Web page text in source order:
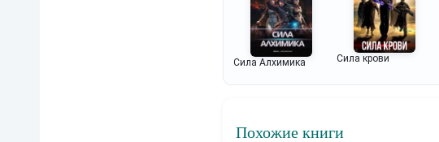
Сила Алхимика Сила крови
Похожие книги